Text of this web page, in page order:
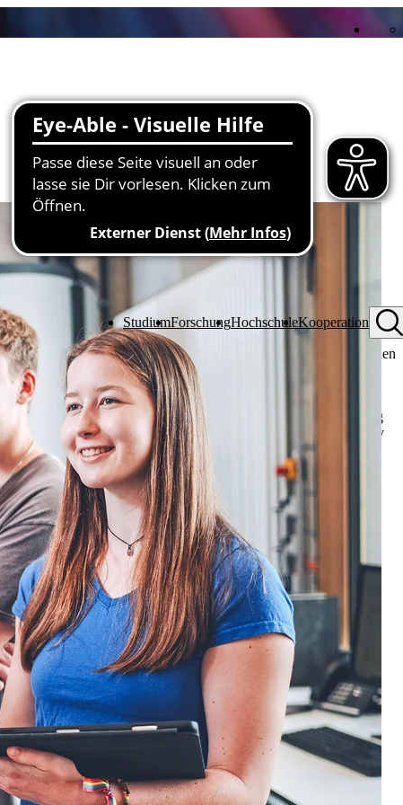
StudiumForschungHochschuleKooperation
langjähriger Forschungserfahrung, interdisziplinärer Kompetenz
in den Instituten und Laboren. Gemeinsam mit
und wissenschaftlichen Institutionen werden innovative
bearbeitet und zukunftsweisende Technologien
Zusammenarbeit auf Augenhöhe. Die Hochschule
für Forschung und Transfer und ist bestrebt, gemeinsam neue Wege
und Transferformate zu erproben. Durch die enge Vernetzung
mit gesellschaftlicher und wirtschaftlicher Relevanz, die einen
schaffen.
den Wissenstransfer in beide Richtungen:
schneller in die praktische Anwendung, während gleichzeitig
Praxis neue Forschungsansätze inspirieren. So trägt die THU aktiv
auszubilden und die regionale sowie überregionale